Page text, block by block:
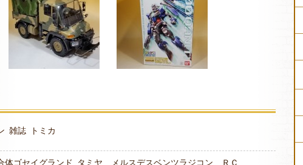
雑誌 トミカ
体ゴセイグランド タミヤ メルスデスベンツラジコン ＲＣ